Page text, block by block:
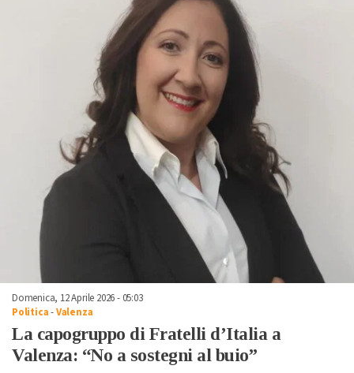
Domenica, 12 Aprile 2026 - 05:03
Politica-Valenza
La capogruppo di Fratelli d’Italia a
Valenza: “No a sostegni al buio”